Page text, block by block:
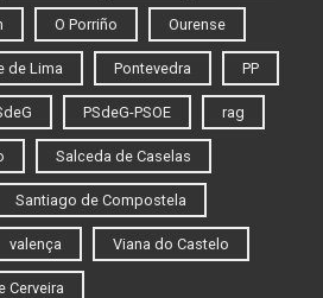
O Porriño Ourense
de Lima Pontevedra PP
PSdeG-PSOE rag
Salceda de Caselas
Santiago de Compostela
valença Viana do Castelo
Cerveira